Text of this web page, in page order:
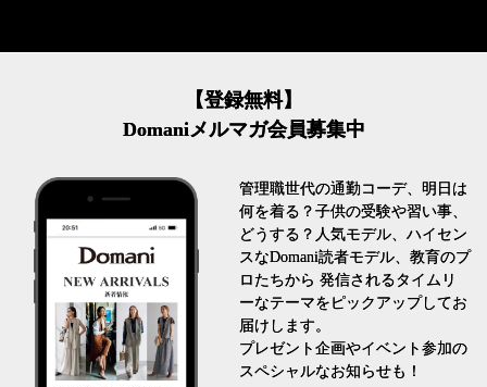
【登録無料】
Domaniメルマガ会員募集中
管理職世代の通勤コーデ、明日は
何を着る？子供の受験や習い事、
どうする？人気モデル、ハイセン
スなDomani読者モデル、教育のプ
ロたちから 発信されるタイムリ
ーなテーマをピックアップしてお
届けします。
プレゼント企画やイベント参加の
スペシャルなお知らせも！